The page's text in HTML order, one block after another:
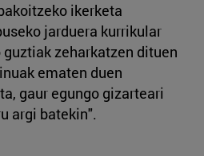
ikerketa
jarduera kurrikular
zeharkatzen dituen
ematen duen
gaur egungo gizarteari
argi batekin".